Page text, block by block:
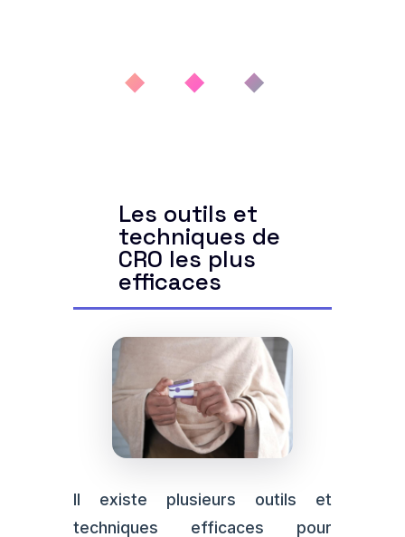
◆ ◆ ◆
Les outils et
techniques de
CRO les plus
efficaces
Il existe plusieurs outils et
techniques efficaces pour